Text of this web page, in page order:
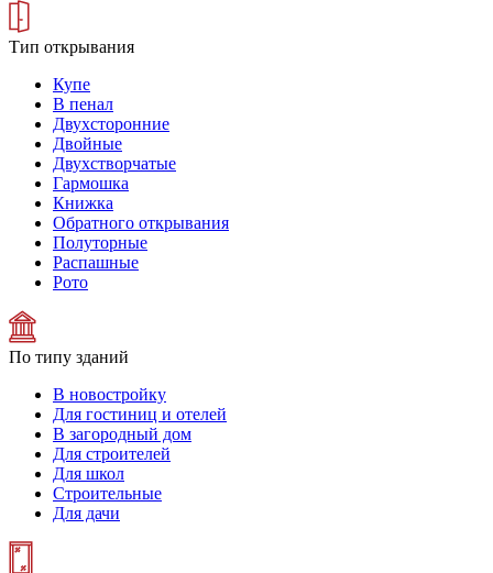
Тип открывания
Купе
В пенал
Двухсторонние
Двойные
Двухстворчатые
Гармошка
Книжка
Обратного открывания
Полуторные
Распашные
Рото
По типу зданий
В новостройку
Для гостиниц и отелей
В загородный дом
Для строителей
Для школ
Строительные
Для дачи